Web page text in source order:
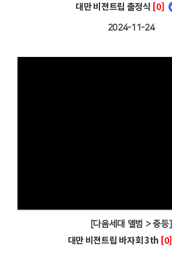
대만 비젼트립 출정식 [0]
2024-11-24
[다음세대 앨범 > 중등]
대만 비젼트립 바자회 3th [0]